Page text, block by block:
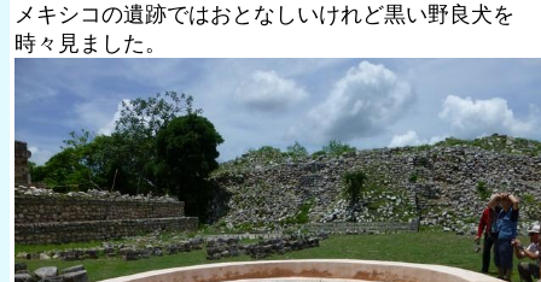
メキシコの遺跡ではおとなしいけれど黒い野良犬を
時々見ました。